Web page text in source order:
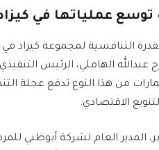
عملياتها في
التنافسية لمجموعة كيزاد
عبدالله الهاملي، الرئيس
من هذا النوع تدفع عجلة
الاقتصادي.
المدير العام لشركة أبوظبي